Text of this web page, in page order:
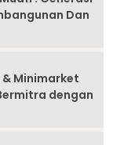
Dan
& Minimarket
dengan